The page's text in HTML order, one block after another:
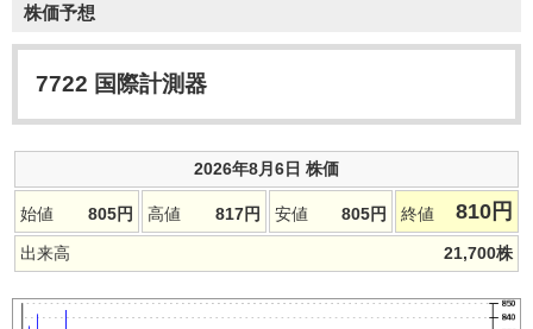
株価予想
7722 国際計測器
2026年8月6日 株価
始値 805円 高値 817円 安値 805円 終値 810 円
出来高 21,700株